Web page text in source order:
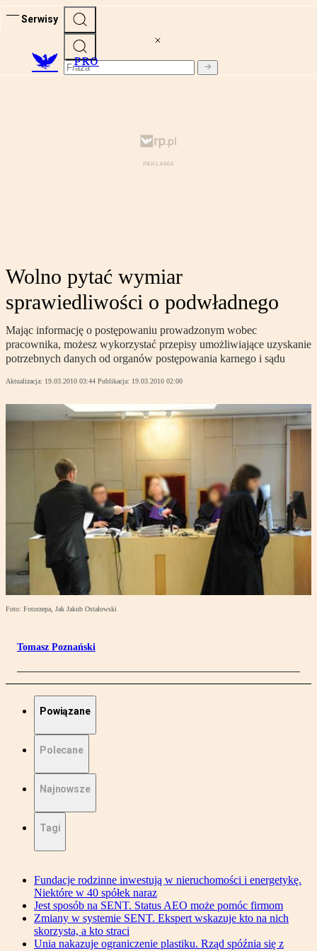
Serwisy
PRO
Wolno pytać wymiar
sprawiedliwości o podwładnego
Mając informację o postępowaniu prowadzonym wobec
pracownika, możesz wykorzystać przepisy umożliwiające uzyskanie
potrzebnych danych od organów postępowania karnego i sądu
Aktualizacja: 19.03.2010 03:44 Publikacja: 19.03.2010 02:00
Foto: Fotorzepa, Jak Jakub Ostałowski
Tomasz Poznański
Powiązane
Polecane
Najnowsze
Tagi
Fundacje rodzinne inwestują w nieruchomości i energetykę.
Niektóre w 40 spółek naraz
Jest sposób na SENT. Status AEO może pomóc firmom
Zmiany w systemie SENT. Ekspert wskazuje kto na nich
skorzysta, a kto straci
Unia nakazuje ograniczenie plastiku. Rząd spóźnia się z